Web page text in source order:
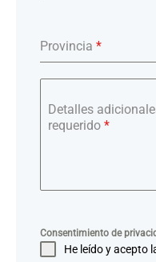
Provincia *
Detalles
requerido *
Consentimiento de
He leído y acepto